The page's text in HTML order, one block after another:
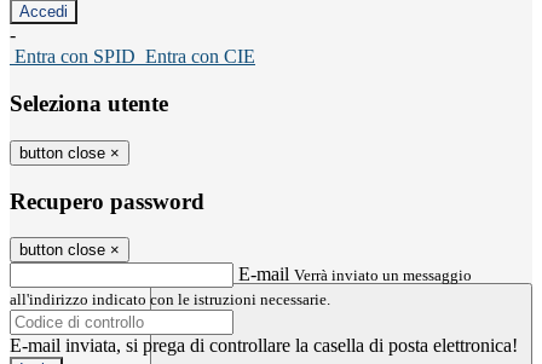
-
Entra con SPID Entra con CIE
Seleziona utente
button close ×
Recupero password
button close ×
E-mail Verrà inviato un messaggio
all'indirizzo indicato con le istruzioni necessarie.
E-mail inviata, si prega di controllare la casella di posta elettronica!